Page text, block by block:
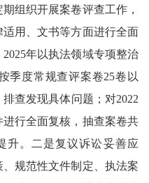
织开展案卷评查工作，
用、文书等方面进行全面
年以执法领域专项整治
季度常规查评案卷25卷以
查发现具体问题；对2022
行全面复核，抽查案卷共
升。二是复议诉讼妥善应
规范性文件制定、执法案